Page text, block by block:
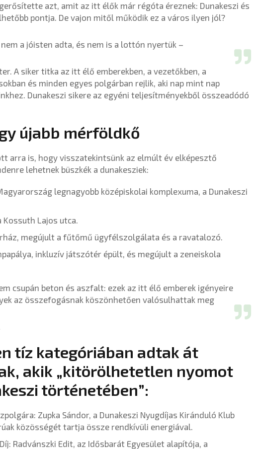
azt, amit az itt élők már régóta éreznek: Dunakeszi és
pontja. De vajon mitől működik ez a város ilyen jól?
a jóisten adta, és nem is a lottón nyertük –
A siker titka az itt élő emberekben, a vezetőkben, a
és minden egyes polgárban rejlik, aki nap mint nap
Dunakeszi sikere az egyéni teljesítményekből összeadódó
újabb mérföldkő
arra is, hogy visszatekintsünk az elmúlt év elképesztő
lehetnek büszkék a dunakesziek:
legnagyobb középiskolai komplexuma, a Dunakeszi
Lajos utca.
megújult a fűtőmű ügyfélszolgálata és a ravatalozó.
inkluzív játszótér épült, és megújult a zeneiskola
csupán beton és aszfalt: ezek az itt élő emberek igényeire
az összefogásnak köszönhetően valósulhattak meg
tíz kategóriában adtak át
akik „kitörölhetetlen nyomot
történetében”:
Zupka Sándor, a Dunakeszi Nyugdíjas Kiránduló Klub
közösségét tartja össze rendkívüli energiával.
Radvánszki Edit, az Idősbarát Egyesület alapítója, a